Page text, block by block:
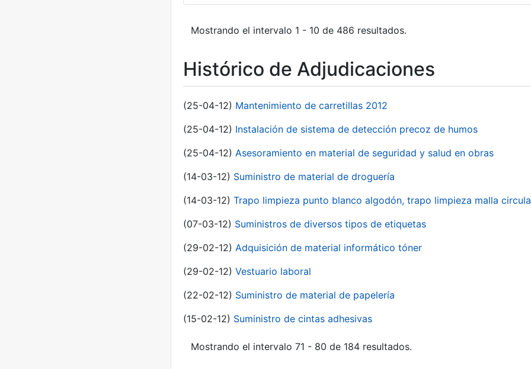
Mostrando el intervalo 1 - 10 de 486 resultados.
Histórico de Adjudicaciones
(25-04-12) Mantenimiento de carretillas 2012
(25-04-12) Instalación de sistema de detección precoz de humos
(25-04-12) Asesoramiento en material de seguridad y salud en obras
(14-03-12) Suministro de material de droguería
(14-03-12) Trapo limpieza punto blanco algodón, trapo limpieza malla
(07-03-12) Suministros de diversos tipos de etiquetas
(29-02-12) Adquisición de material informático tóner
(29-02-12) Vestuario laboral
(22-02-12) Suministro de material de papelería
(15-02-12) Suministro de cintas adhesivas
Mostrando el intervalo 71 - 80 de 184 resultados.